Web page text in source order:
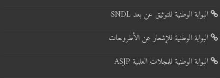
البوابة الوطنية للتوثيق عن بعد SNDL
البوابة الوطنية للإشعار عن الأطروحات
البوابة الوطنية للمجلات العلمية ASJP